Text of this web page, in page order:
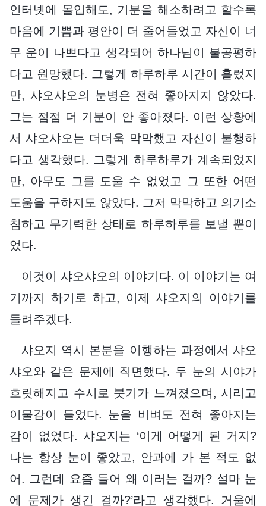
인터넷에 몰입해도, 기분을 해소하려고 할수록
마음에 기쁨과 평안이 더 줄어들었고 자신이 너
무 운이 나쁘다고 생각되어 하나님이 불공평하
다고 원망했다. 그렇게 하루하루 시간이 흘렀지
만, 샤오샤오의 눈병은 전혀 좋아지지 않았다.
그는 점점 더 기분이 안 좋아졌다. 이런 상황에
서 샤오샤오는 더더욱 막막했고 자신이 불행하
다고 생각했다. 그렇게 하루하루가 계속되었지
만, 아무도 그를 도울 수 없었고 그 또한 어떤
도움을 구하지도 않았다. 그저 막막하고 의기소
침하고 무기력한 상태로 하루하루를 보낼 뿐이
었다.
이것이 샤오샤오의 이야기다. 이 이야기는 여
기까지 하기로 하고, 이제 샤오지의 이야기를
들려주겠다.
샤오지 역시 본분을 이행하는 과정에서 샤오
샤오와 같은 문제에 직면했다. 두 눈의 시야가
흐릿해지고 수시로 붓기가 느껴졌으며, 시리고
이물감이 들었다. 눈을 비벼도 전혀 좋아지는
감이 없었다. 샤오지는 ‘이게 어떻게 된 거지?
나는 항상 눈이 좋았고, 안과에 가 본 적도 없
어. 그런데 요즘 들어 왜 이러는 걸까? 설마 눈
에 문제가 생긴 걸까?’라고 생각했다. 거울에